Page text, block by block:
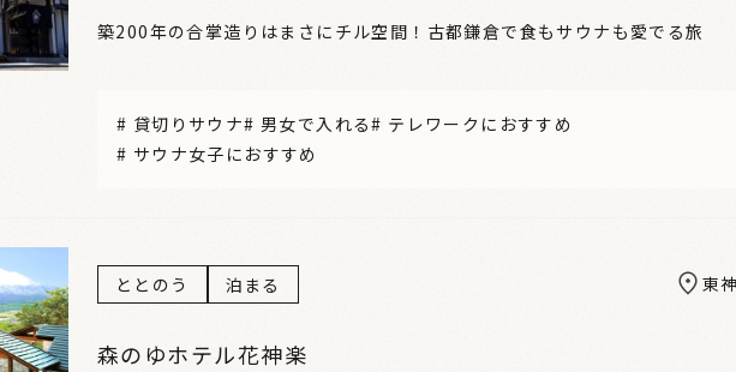
築200年の合掌造りはまさにチル空間！古都鎌倉で食もサウナも愛でる旅
# 貸切りサウナ#男女で入れる# テレワークにおすすめ
# サウナ女子におすすめ
ととのう 泊まる 東
森のゆホテル花神楽